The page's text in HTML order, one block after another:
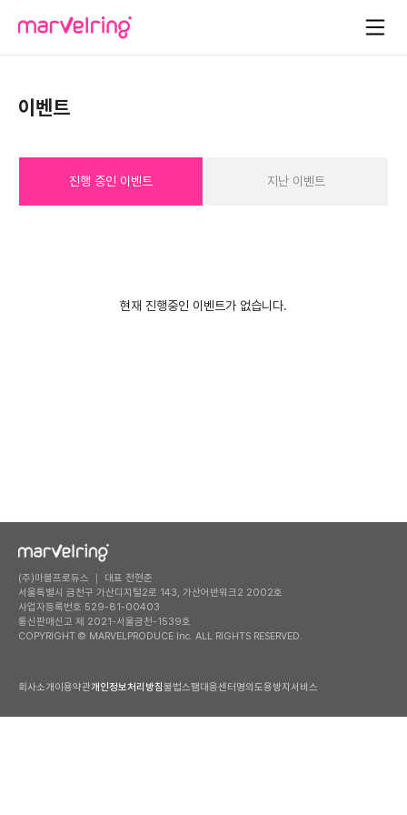
이벤트
진행 중인 이벤트 지난 이벤트
현재 진행중인 이벤트가 없습니다.
(주)마블프로듀스 ｜ 대표 전현준
서울특별시 금천구 가산디지털2로 143, 가산어반워크2 2002호
사업자등록번호 529-81-00403
통신판매신고 제 2021-서울금천-1539호
COPYRIGHT © MARVELPRODUCE Inc. ALL RIGHTS RESERVED.
회사소개 이용약관개인정보처리방침불법스팸대응센터 명의도용방지서비스